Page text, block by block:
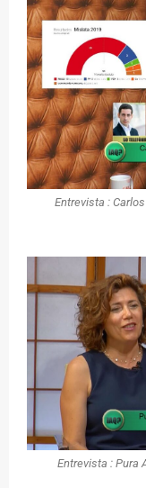
Entrevista :
Entrevista : Pura